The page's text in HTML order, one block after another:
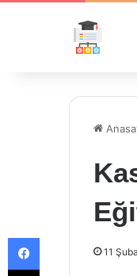
11
Facebook
X